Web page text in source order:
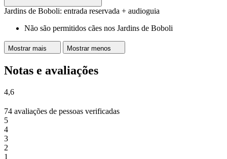
Jardins de Boboli: entrada reservada + audioguia
Não são permitidos cães nos Jardins de Boboli
Mostrar mais Mostrar menos
Notas e avaliações
4,6
74 avaliações de pessoas verificadas
5
4
3
2
1